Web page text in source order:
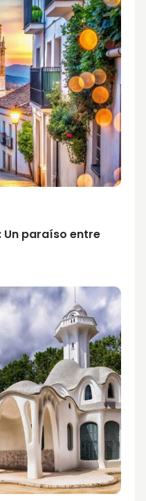
Un paraíso entre